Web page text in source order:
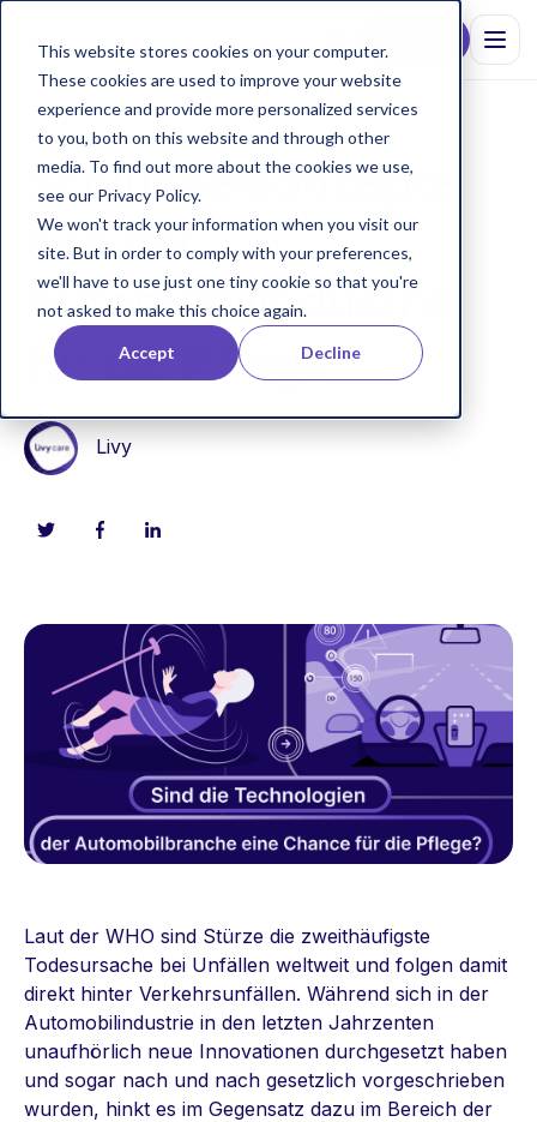
This website stores cookies on your computer.
These cookies are used to improve your website
experience and provide more personalized services
to you, both on this website and through other
media. To find out more about the cookies we use,
see our Privacy Policy.
We won't track your information when you visit our
site. But in order to comply with your preferences,
we'll have to use just one tiny cookie so that you're
not asked to make this choice again.
Accept Decline
Schlüsselkonzepte
aus der
Automobilindustrie
für die Pflege
Livy
Laut der WHO sind Stürze die zweithäufigste
Todesursache bei Unfällen weltweit und folgen damit
direkt hinter Verkehrsunfällen. Während sich in der
Automobilindustrie in den letzten Jahrzenten
unaufhörlich neue Innovationen durchgesetzt haben
und sogar nach und nach gesetzlich vorgeschrieben
wurden, hinkt es im Gegensatz dazu im Bereich der